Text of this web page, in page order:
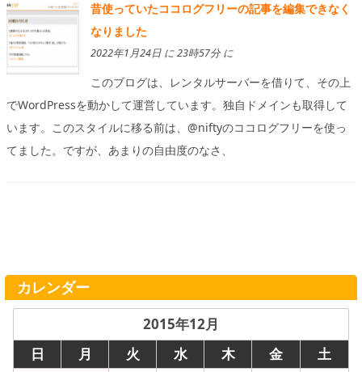
昔使っていたココログフリーの記事を編集できなく
なりました
2022年1月24日 に 23時57分 に
このブログは、レンタルサーバーを借りて、その上
でWordPressを動かして運営しています。独自ドメインも取得して
います。このスタイルに移る前は、@niftyのココログフリーを使っ
てました。ですが、あまりの自由度のなさ、
カレンダー
2015年12月
日
月 火 水 木 金
土